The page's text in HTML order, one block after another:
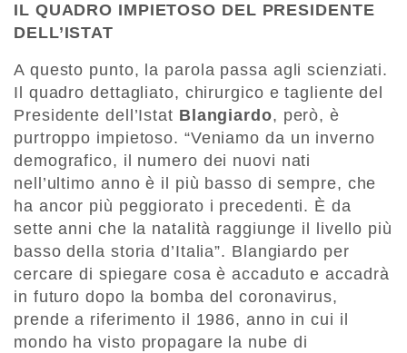
IL QUADRO IMPIETOSO DEL PRESIDENTE
DELL’ISTAT
A questo punto, la parola passa agli scienziati.
Il quadro dettagliato, chirurgico e tagliente del
Presidente dell’Istat Blangiardo, però, è
purtroppo impietoso. “Veniamo da un inverno
demografico, il numero dei nuovi nati
nell’ultimo anno è il più basso di sempre, che
ha ancor più peggiorato i precedenti. È da
sette anni che la natalità raggiunge il livello più
basso della storia d’Italia”. Blangiardo per
cercare di spiegare cosa è accaduto e accadrà
in futuro dopo la bomba del coronavirus,
prende a riferimento il 1986, anno in cui il
mondo ha visto propagare la nube di